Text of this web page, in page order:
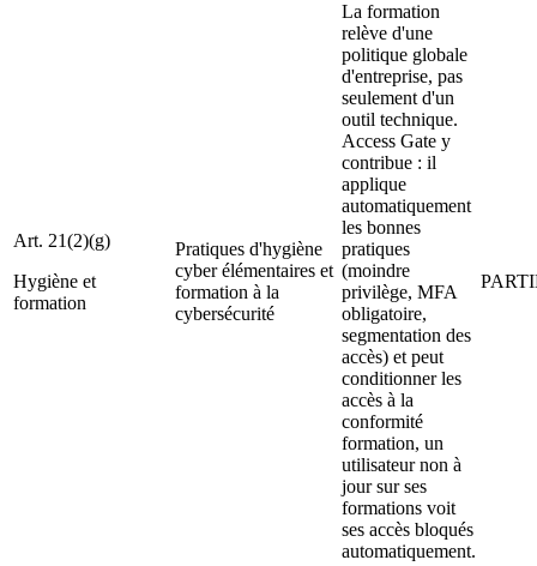
Art. 21(2)(g)
Hygiène et
formation
Pratiques d'hygiène
cyber élémentaires et
formation à la
cybersécurité
La formation
relève d'une
politique globale
d'entreprise, pas
seulement d'un
outil technique.
Access Gate y
contribue : il
applique
automatiquement
les bonnes
pratiques
(moindre
privilège, MFA
obligatoire,
segmentation des
accès) et peut
conditionner les
accès à la
conformité
formation, un
utilisateur non à
jour sur ses
formations voit
ses accès bloqués
automatiquement.